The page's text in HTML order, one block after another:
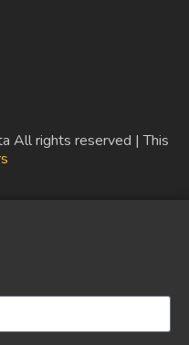
All rights reserved | This